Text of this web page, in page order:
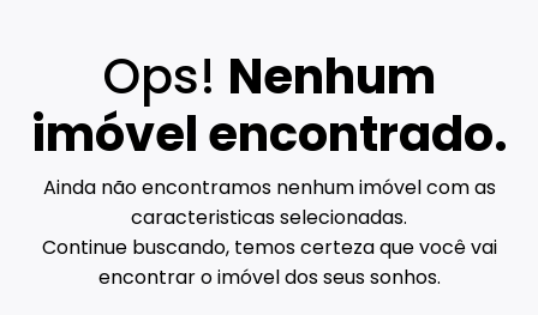
Ops! Nenhum
imóvel encontrado.
Ainda não encontramos nenhum imóvel com as
caracteristicas selecionadas.
Continue buscando, temos certeza que você vai
encontrar o imóvel dos seus sonhos.